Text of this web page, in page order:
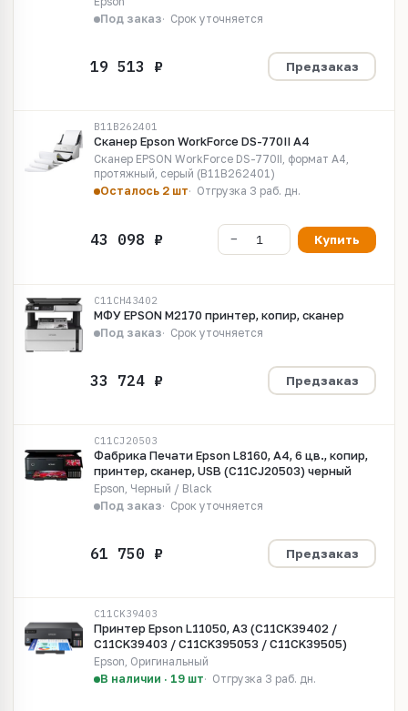
Под заказ
Срок уточняется
Предзаказ
B11B262401
Сканер Epson WorkForce DS-770II А4
Сканер EPSON WorkForce DS-770II, формат А4,
протяжный, серый (B11B262401)
Осталось 2 шт
Отгрузка 3 раб. дн.
Купить
C11CH43402
МФУ EPSON M2170 принтер, копир, сканер
Под заказ Срок уточняется
Предзаказ
C11CJ20503
Фабрика Печати Epson L8160, А4, 6 цв., копир,
принтер, сканер, USB (C11CJ20503) черный
Epson, Черный / Black
Под заказ
Срок уточняется
Предзаказ
C11CK39403
Принтер Epson L11050, A3 (C11CK39402 /
C11CK39403 / C11CK395053 / C11CK39505)
Epson, Оригинальный
В наличии · 19 шт
Отгрузка 3 раб. дн.